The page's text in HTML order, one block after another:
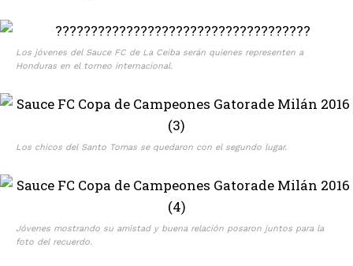
Los jóvenes del Sauce FC de La Ceiba serán quienes representen a
Honduras en el torneo internacional.
Los chicos del Santo Tomas se quedaron con el segundo lugar.
Jóvenes mostrando su amistad y buena relación posaron juntos para la
foto del recuerdo.